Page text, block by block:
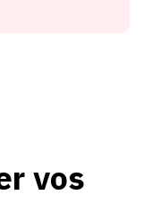
vos